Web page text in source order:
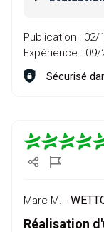
Publication : 02/
Expérience : 09/
Sécurisé
Marc M. -
Réalisation